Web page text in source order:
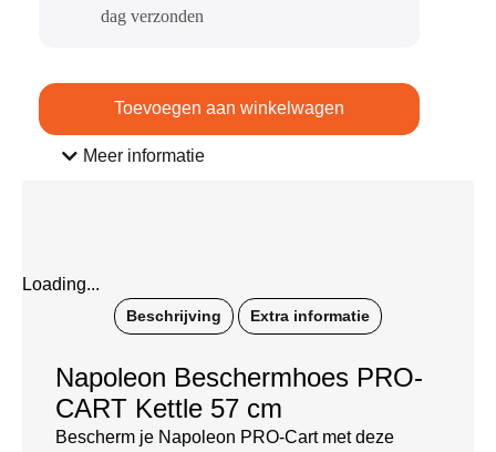
dag verzonden​
Toevoegen aan winkelwagen
Meer informatie
Loading...
Beschrijving Extra informatie
Napoleon Beschermhoes PRO-
CART Kettle 57 cm
Bescherm je Napoleon PRO-Cart met deze